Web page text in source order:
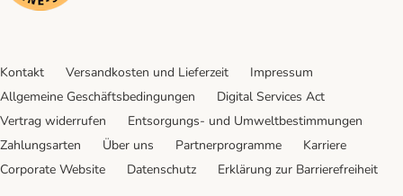
Kontakt Versandkosten und Lieferzeit
Impressum
Allgemeine Geschäftsbedingungen
Digital Services Act
Vertrag widerrufen
Entsorgungs- und Umweltbestimmungen
Zahlungsarten
Über uns Partnerprogramme
Karriere
Corporate Website
Datenschutz Erklärung zur Barrierefreiheit